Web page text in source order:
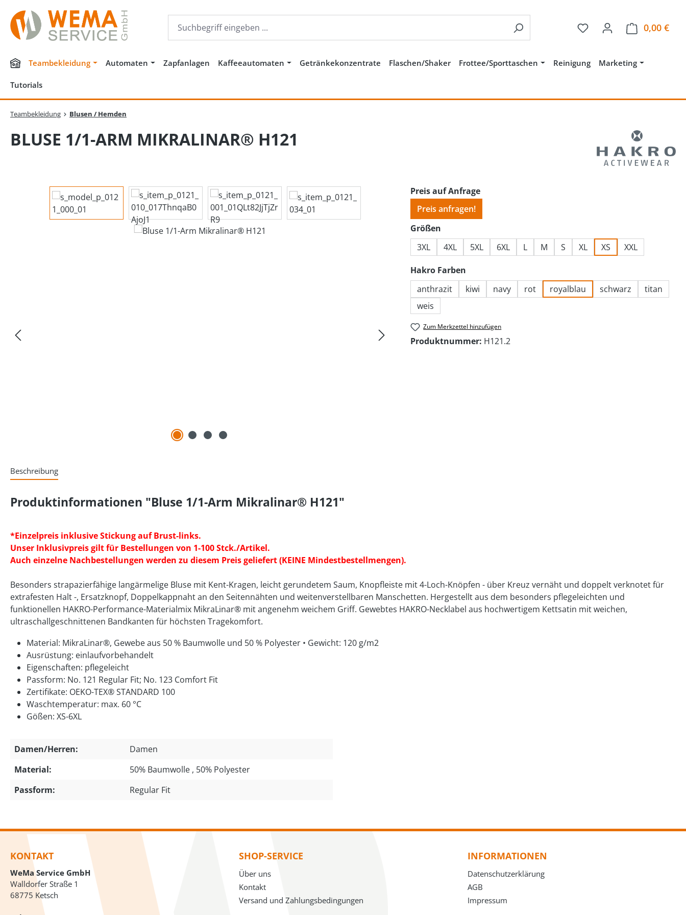
Hauptinhalt springen
Zur Suche springen
Zur Hauptnavigation springen
Du hast 0 Produkte auf
0,00 €
Teambekleidung Automaten Zapfanlagen Kaffeeautomaten Getränkekonzentrate Flaschen/Shaker Frottee/Sporttaschen Reinigung Marketing
Tutorials
Teambekleidung Blusen / Hemden
BLUSE 1/1-ARM MIKRALINAR® H121
Bildergalerie überspringen
Preis auf Anfrage
Preis anfragen!
Größen
3XL
4XL 5XL 6XL L M S XL XS XXL
Hakro Farben
anthrazit
kiwi navy rot royalblau schwarz
titan
weis
Zum Merkzettel hinzufügen
Produktnummer: H121.2
Beschreibung
Produktinformationen "Bluse 1/1-Arm Mikralinar® H121"
*Einzelpreis inklusive Stickung auf Brust-links.
Unser Inklusivpreis gilt für Bestellungen von 1-100 Stck./Artikel.
Auch einzelne Nachbestellungen werden zu diesem Preis geliefert (KEINE Mindestbestellmengen).
Besonders strapazierfähige langärmelige Bluse mit Kent-Kragen, leicht gerundetem Saum, Knopfleiste mit 4-Loch-Knöpfen - über Kreuz vernäht und doppelt verknotet für
extrafesten Halt -, Ersatzknopf, Doppelkappnaht an den Seitennähten und weitenverstellbaren Manschetten. Hergestellt aus dem besonders pflegeleichten und
funktionellen HAKRO-Performance-Materialmix MikraLinar® mit angenehm weichem Griff. Gewebtes HAKRO-Necklabel aus hochwertigem Kettsatin mit weichen,
ultraschallgeschnittenen Bandkanten für höchsten Tragekomfort.
Material: MikraLinar®, Gewebe aus 50 % Baumwolle und 50 % Polyester • Gewicht: 120 g/m2
Ausrüstung: einlaufvorbehandelt
Eigenschaften: pflegeleicht
Passform: No. 121 Regular Fit; No. 123 Comfort Fit
Zertifikate: OEKO-TEX® STANDARD 100
Waschtemperatur: max. 60 °C
Gößen: XS-6XL
Damen/Herren:
Damen
Material:
50% Baumwolle , 50% Polyester
Passform:
Regular Fit
KONTAKT
WeMa Service GmbH
Walldorfer Straße 1
68775 Ketsch
SHOP-SERVICE
Über uns
Kontakt
Versand und Zahlungsbedingungen
INFORMATIONEN
Datenschutzerklärung
AGB
Impressum